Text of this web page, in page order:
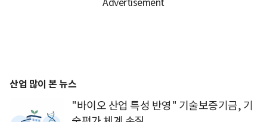
산업 많이 본 뉴스
"바이오 산업 특성 반영" 기술보증기금, 기